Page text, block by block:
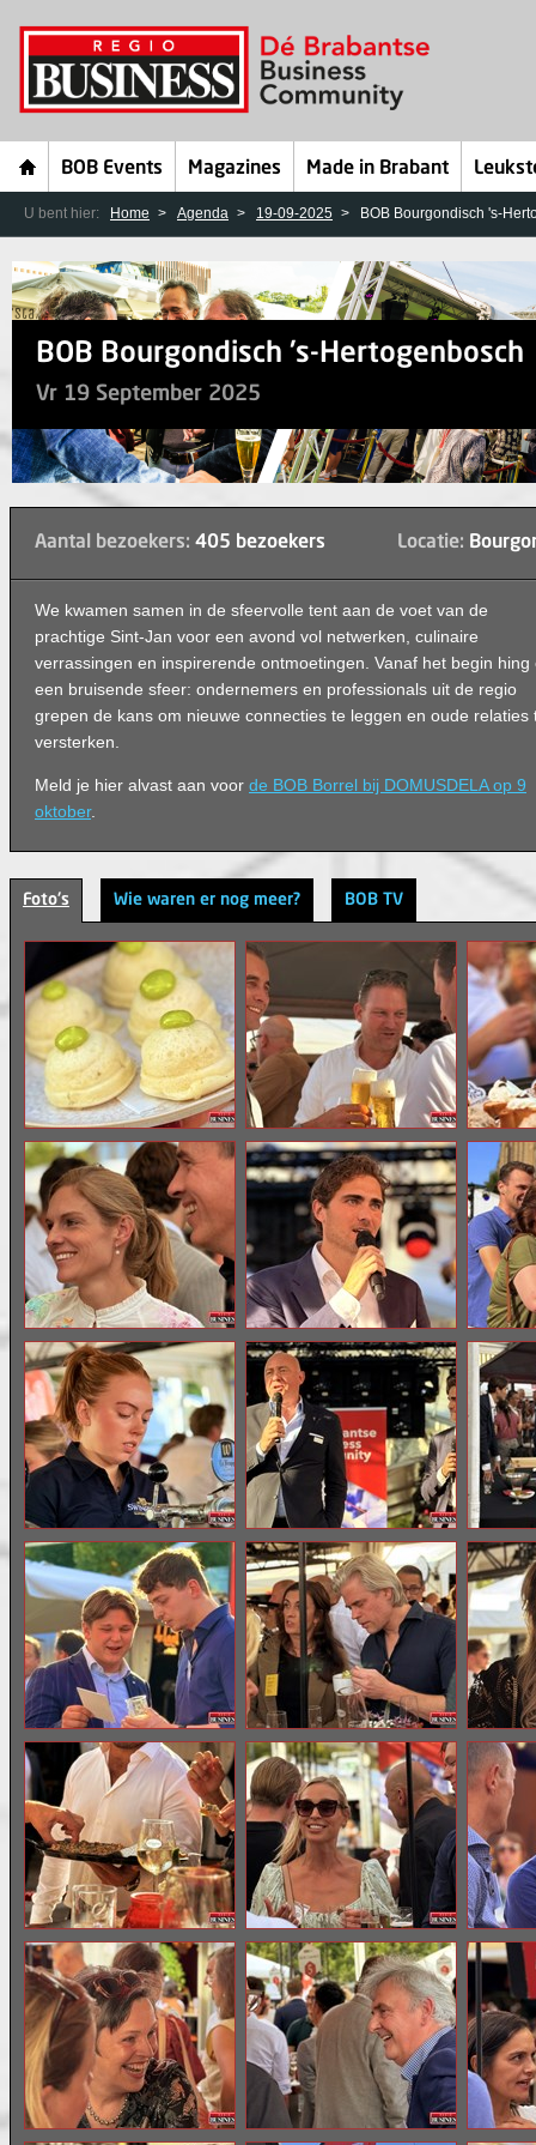
BOB Events Magazines Made in Brabant
U bent hier: Home Agenda 19-09-2025 BOB Bourgondisch 's-
BOB Bourgondisch 's-Hertogenbosch
Vr 19 September 2025
Aantal bezoekers: 405 bezoekers Locatie:
We kwamen samen in de sfeervolle tent aan de voet van de
prachtige Sint-Jan voor een avond vol netwerken, culinaire
verrassingen en inspirerende ontmoetingen. Vanaf het begin hing
een bruisende sfeer: ondernemers en professionals uit de regio
grepen de kans om nieuwe connecties te leggen en oude relaties
versterken.
Meld je hier alvast aan voor de BOB Borrel bij DOMUSDELA op 9
oktober.
Foto's Wie waren er nog meer? BOB TV